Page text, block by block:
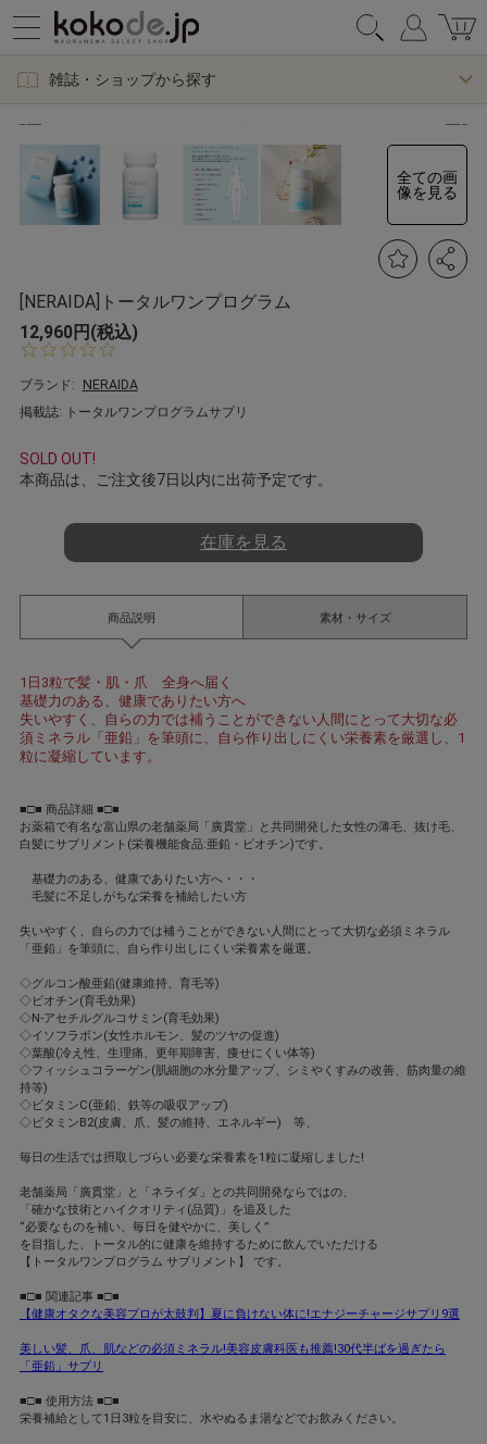
雑誌・ショップから探す
全ての画
像を見る
[NERAIDA]トータルワンプログラム
12,960円(税込)
s
t
a
a
ブランド:
NERAIDA
掲載誌: トータルワンプログラムサプリ
SOLD OUT!
本商品は、ご注文後7日以内に出荷予定です。
在庫を見る
商品説明
1日3粒で髪・肌・爪 全身へ届く
基礎力のある、健康でありたい方へ
失いやすく、自らの力では補うことができない人間にとって大切な必
須ミネラル「亜鉛」を筆頭に、自ら作り出しにくい栄養素を厳選し、1
粒に凝縮しています。
■□■ 商品詳細 ■□■
お薬箱で有名な富山県の老舗薬局「廣貫堂」と共同開発した女性の薄毛、抜け毛、
白髪にサプリメント(栄養機能食品:亜鉛・ビオチン)です。
基礎力のある、健康でありたい方へ・・・
毛髪に不足しがちな栄養を補給したい方
失いやすく、自らの力では補うことができない人間にとって大切な必須ミネラル
「亜鉛」を筆頭に、自ら作り出しにくい栄養素を厳選。
◇グルコン酸亜鉛(健康維持、育毛等)
◇ビオチン(育毛効果)
◇N-アセチルグルコサミン(育毛効果)
◇イソフラボン(女性ホルモン、髪のツヤの促進)
◇葉酸(冷え性、生理痛、更年期障害、痩せにくい体等)
◇フィッシュコラーゲン(肌細胞の水分量アップ、シミやくすみの改善、筋肉量の維
持等)
◇ビタミンC(亜鉛、鉄等の吸収アップ)
◇ビタミンB2(皮膚、爪、髪の維持、エネルギー) 等、
毎日の生活では摂取しづらい必要な栄養素を1粒に凝縮しました!
老舗薬局「廣貫堂」と「ネライダ」との共同開発ならではの、
「確かな技術とハイクオリティ(品質)」を追及した
“必要なものを補い、毎日を健やかに、美しく”
を目指した、トータル的に健康を維持するために飲んでいただける
【トータルワンプログラム サプリメント】 です。
■□■ 関連記事 ■□■
【健康オタクな美容プロが太鼓判】夏に負けない体に!エナジーチャージサプリ9選
美しい髪、爪、肌などの必須ミネラル!美容皮膚科医も推薦!30代半ばを過ぎたら
「亜鉛」サプリ
■□■ 使用方法 ■□■
栄養補給として1日3粒を目安に、水やぬるま湯などでお飲みください。
素材・サイズ